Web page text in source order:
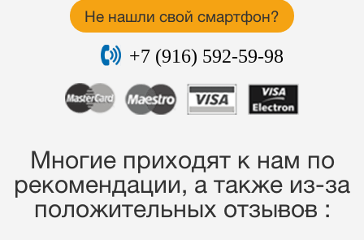
Не нашли свой смартфон?
+7 (916) 592-59-98
Многие приходят к нам по
рекомендации, a также из-за
положительных отзывов :